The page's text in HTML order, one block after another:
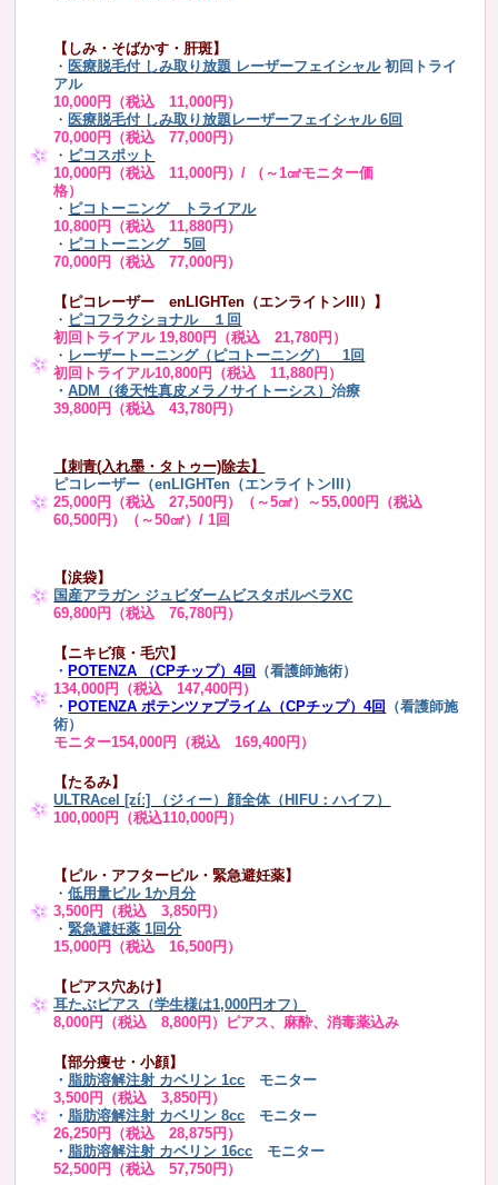
【しみ・そばかす・肝斑】
・ 医療脱毛付 しみ取り放題 レーザーフェイシャル 初回トライ
アル
10,000円（税込 11,000円）
・ 医療脱毛付 しみ取り放題レーザーフェイシャル 6回
70,000円（税込 77,000円）
・ ピコスポット
10,000円（税込 11,000円）/ （～1㎠モニター価
格）
・ ピコトーニング トライアル
10,800円（税込 11,880円）
・ ピコトーニング 5回
70,000円（税込 77,000円）
【ピコレーザー enLIGHTen（エンライトンIII）】
・ ピコフラクショナル １回
初回トライアル 19,800円（税込 21,780円）
・ レーザートーニング（ピコトーニング） 1回
初回トライアル10,800円（税込 11,880円）
・ADM（後天性真皮メラノサイトーシス）治療
39,800円（税込 43,780円）
【刺青(入れ墨・タトゥー)除去】
ピコレーザー（enLIGHTen（エンライトンIII）
25,000円（税込 27,500円）（～5㎠）～55,000円（税込
60,500円）（～50㎠）/ 1回
【涙袋】
国産アラガン ジュビダームビスタボルベラXC
69,800円（税込 76,780円）
【ニキビ痕・毛穴】
・ POTENZA （CPチップ）4回
（看護師施術）
134,000円（税込 147,400円）
・ POTENZA ポテンツァプライム（CPチップ）4回
（看護師施
術）
モニター154,000円（税込 169,400円）
【たるみ】
ULTRAcel [zíː] （ジィー）顔全体（HIFU：ハイフ）
100,000円（税込110,000円）
【ピル・アフターピル・緊急避妊薬】
・低用量ピル 1か月分
3,500円（税込 3,850円）
・緊急避妊薬 1回分
15,000円（税込 16,500円）
【ピアス穴あけ】
耳たぶピアス（学生様は1,000円オフ）
8,000円（税込 8,800円）ピアス、麻酔、消毒薬込み
【部分痩せ・小顔】
・ 脂肪溶解注射 カベリン 1cc モニター
3,500円（税込 3,850円）
・ 脂肪溶解注射 カベリン 8cc モニター
26,250円（税込 28,875円）
・ 脂肪溶解注射 カベリン 16cc
モニター
52,500円（税込 57,750円）